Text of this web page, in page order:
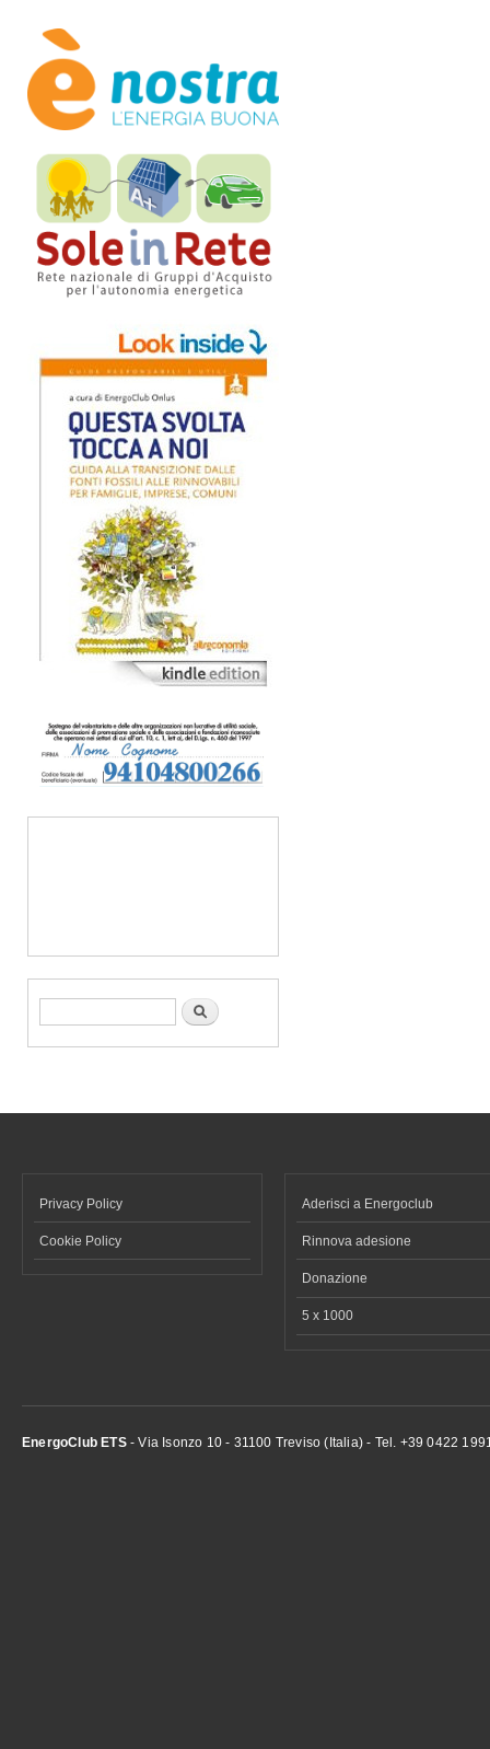
Form di ricerca Cerca
Privacy Policy
Cookie Policy
Aderisci a Energoclub
Rinnova adesione
Donazione
5 x 1000
EnergoClub ETS- Via Isonzo 10 - 31100 Treviso (Italia) - Tel. +39 0422